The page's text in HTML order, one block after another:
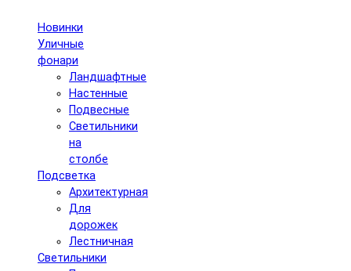
Новинки
Уличные
фонари
Ландшафтные
Настенные
Подвесные
Светильники
на
столбе
Подсветка
Архитектурная
Для
дорожек
Лестничная
Светильники